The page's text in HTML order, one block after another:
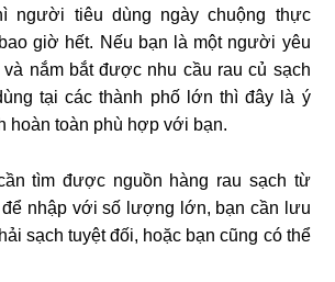
người tiêu dùng ngày chuộng thực
giờ hết. Nếu bạn là một người yêu
nắm bắt được nhu cầu rau củ sạch
tại các thành phố lớn thì đây là ý
hoàn toàn phù hợp với bạn.
tìm được nguồn hàng rau sạch từ
nhập với số lượng lớn, bạn cần lưu
sạch tuyệt đối, hoặc bạn cũng có thể